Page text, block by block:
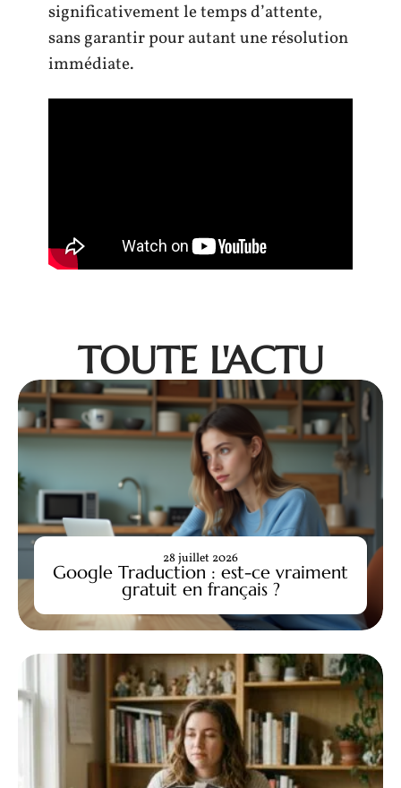
significativement le temps d’attente,
sans garantir pour autant une résolution
immédiate.
TOUTE L'ACTU
Google Traduction : est-ce vraiment
gratuit en français ?
28 juillet 2026